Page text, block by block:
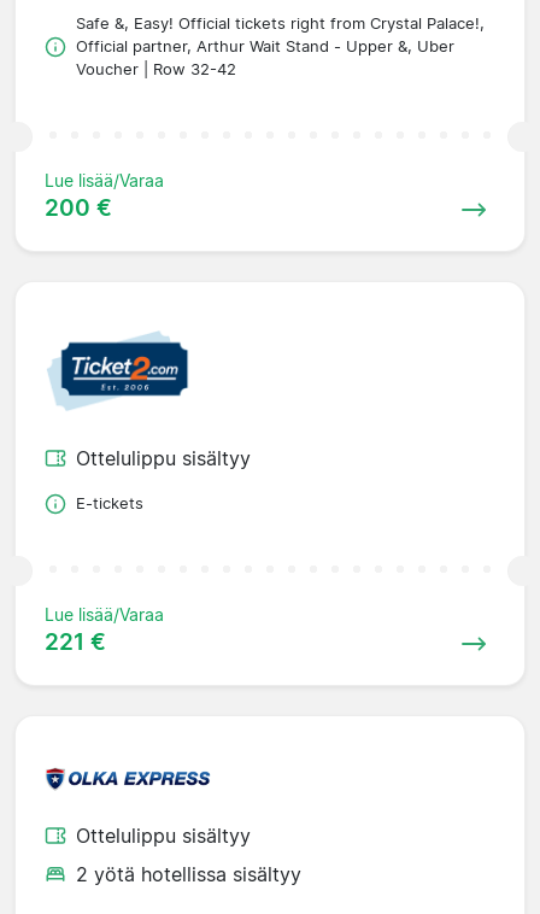
Safe &, Easy! Official tickets right from Crystal Palace!,
Official partner, Arthur Wait Stand - Upper &, Uber
Voucher | Row 32-42
Lue lisää/Varaa
200 €
Ottelulippu sisältyy
E-tickets
Lue lisää/Varaa
221 €
Ottelulippu sisältyy
2 yötä hotellissa sisältyy